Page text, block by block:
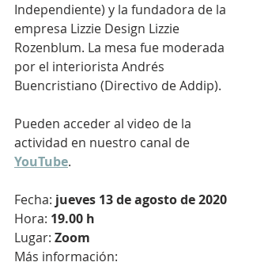
Independiente) y la fundadora de la
empresa Lizzie Design Lizzie
Rozenblum. La mesa fue moderada
por el interiorista Andrés
Buencristiano (Directivo de Addip).
Pueden acceder al video de la
actividad en nuestro canal de
YouTube.
Fecha: jueves 13 de agosto de 2020
Hora: 19.00 h
Lugar: Zoom
Más información: